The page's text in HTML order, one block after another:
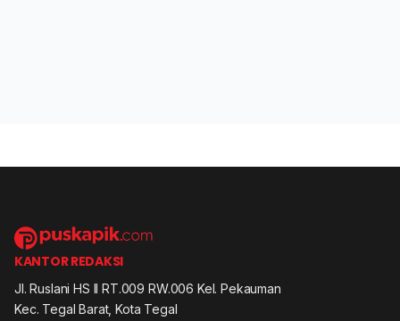
KANTOR REDAKSI
Jl. Ruslani HS II RT.009 RW.006 Kel. Pekauman
Kec. Tegal Barat, Kota Tegal